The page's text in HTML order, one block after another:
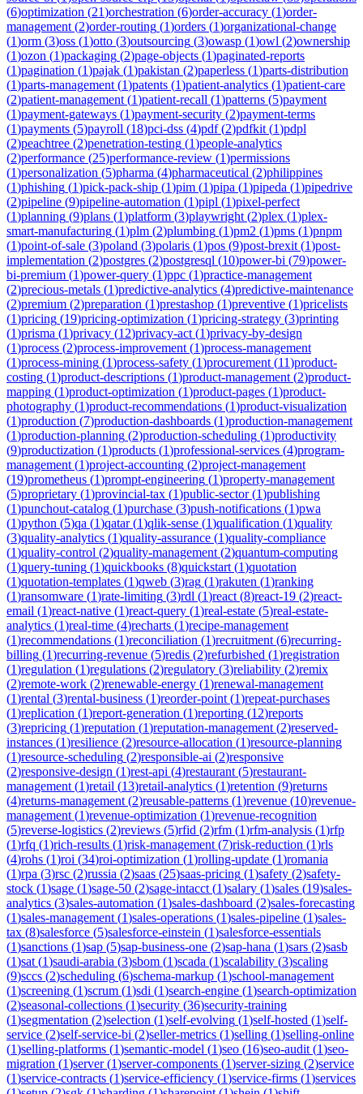
(6)optimization (21)orchestration (6)order-accuracy (1)order-
management (2)order-routing (1)orders (1)organizational-change
(1)orm (3)oss (1)otto (3)outsourcing (3)owasp (1)owl (2)ownership
(1)ozon (1)packaging (2)page-objects (1)paginated-reports
(1)pagination (1)pajak (1)pakistan (2)paperless (1)parts-distribution
(1)parts-management (1)patents (1)patient-analytics (1)patient-care
(2)patient-management (1)patient-recall (1)patterns (5)payment
(1)payment-gateways (1)payment-security (2)payment-terms
(1)payments (5)payroll (18)pci-dss (4)pdf(2)pdfkit (1)pdpl
(2)peachtree (2)penetration-testing (1)people-analytics
(2)performance (25)performance-review (1)permissions
(1)personalization (5)pharma (4)pharmaceutical (2)philippines
(1)phishing (1)pick-pack-ship (1)pim (1)pipa (1)pipeda (1)pipedrive
(2)pipeline (9)pipeline-automation (1)pipl (1)pixel-perfect
(1)planning (9)plans (1)platform (3)playwright (2)plex (1)plex-
smart-manufacturing (1)plm (2)plumbing (1)pm2 (1)pms (1)pnpm
(1)point-of-sale (3)poland (3)polaris (1)pos (9)post-brexit (1)post-
implementation (2)postgres (2)postgresql (10)power-bi (79)power-
bi-premium (1)power-query (1)ppc (1)practice-management
(2)precious-metals (1)predictive-analytics (4)predictive-maintenance
(2)premium (2)preparation (1)prestashop (1)preventive (1)pricelists
(1)pricing (19)pricing-optimization (1)pricing-strategy (3)printing
(1)prisma (1)privacy (12)privacy-act (1)privacy-by-design
(1)process (2)process-improvement (1)process-management
(1)process-mining (1)process-safety (1)procurement (11)product-
costing (1)product-descriptions (1)product-management (2)product-
mapping (1)product-optimization (1)product-pages (1)product-
photography (1)product-recommendations (1)product-visualization
(1)production (7)production-dashboards (1)production-management
(1)production-planning (2)production-scheduling (1)productivity
(9)productization (1)products (1)professional-services (4)program-
management (1)project-accounting (2)project-management
(19)prometheus (1)prompt-engineering (1)property-management
(5)proprietary (1)provincial-tax (1)public-sector(1)publishing
(1)punchout-catalog (1)purchase (3)push-notifications (1)pwa
(1)python (5)qa (1)qatar(1)qlik-sense (1)qualification (1)quality
(3)quality-analytics (1)quality-assurance (1)quality-compliance
(1)quality-control (2)quality-management (2)quantum-computing
(1)query-tuning (1)quickbooks (8)quickstart (1)quotation
(1)quotation-templates (1)qweb (3)rag (1)rakuten (1)ranking
(1)ransomware (1)rate-limiting (3)rdl (1)react (8)react-19 (2)react-
email (1)react-native (1)react-query (1)real-estate (5)real-estate-
analytics (1)real-time (4)recharts (1)recipe-management
(1)recommendations (1)reconciliation (1)recruitment (6)recurring-
billing (1)recurring-revenue (5)redis (2)refurbished (1)registration
(1)regulation (1)regulations (2)regulatory (3)reliability (2)remix
(2)remote-work (2)renewable-energy (1)renewal-management
(1)rental (3)rental-business (1)reorder-point (1)repeat-purchases
(1)replication (1)report-generation (1)reporting (12)reports
(3)repricing (1)reputation (1)reputation-management (2)reserved-
instances (1)resilience (2)resource-allocation (1)resource-planning
(1)resource-scheduling (2)responsible-ai (2)responsive
(2)responsive-design (1)rest-api (4)restaurant (5)restaurant-
management (1)retail (13)retail-analytics (1)retention (9)returns
(4)returns-management (2)reusable-patterns (1)revenue (10)revenue-
management (1)revenue-optimization (1)revenue-recognition
(5)reverse-logistics (2)reviews (5)rfid (2)rfm (1)rfm-analysis (1)rfp
(1)rfq (1)rich-results (1)risk-management (7)risk-reduction (1)rls
(4)rohs (1)roi (34)roi-optimization (1)rolling-update (1)romania
(1)rpa (3)rsc (2)russia (2)saas (25)saas-pricing (1)safety (2)safety-
stock (1)sage (1)sage-50 (2)sage-intacct (1)salary (1)sales (19)sales-
analytics (3)sales-automation (1)sales-dashboard (2)sales-forecasting
(1)sales-management (1)sales-operations (1)sales-pipeline (1)sales-
tax (8)salesforce (5)salesforce-einstein (1)salesforce-essentials
(1)sanctions (1)sap (5)sap-business-one (2)sap-hana (1)sars (2)sasb
(1)sat (1)saudi-arabia (3)sbom (1)scada (1)scalability (3)scaling
(9)sccs (2)scheduling (6)schema-markup (1)school-management
(1)screening (1)scrum (1)sdi (1)search-engine (1)search-optimization
(2)seasonal-collections (1)security (36)security-training
(1)segmentation (2)selection (1)self-evolving (1)self-hosted (1)self-
service (2)self-service-bi (2)seller-metrics (1)selling (1)selling-online
(1)selling-platforms (1)semantic-model (1)seo (16)seo-audit (1)seo-
migration (1)server(1)server-components (1)server-sizing (2)service
(1)service-contracts (1)service-efficiency (1)service-firms (1)services